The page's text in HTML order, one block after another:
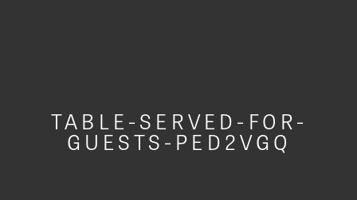
TABLE-SERVED-FOR-
GUESTS-PED2VGQ